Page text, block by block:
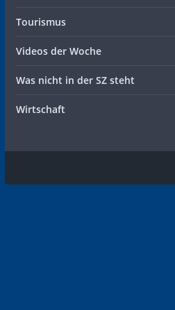
Tourismus
Videos der Woche
Was nicht in der SZ steht
Wirtschaft